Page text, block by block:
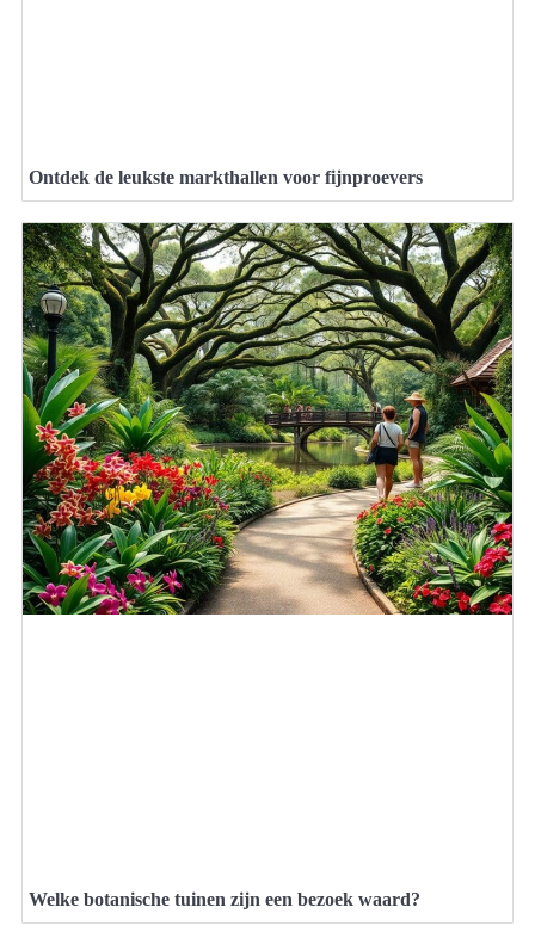
Ontdek de leukste markthallen voor fijnproevers
Welke botanische tuinen zijn een bezoek waard?